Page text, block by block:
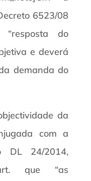
6523/08
do
e deverá
demanda do
da
com a
24/2014,
que “as